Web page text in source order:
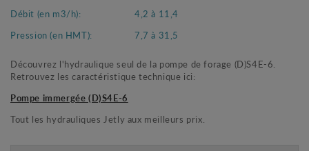
Débit (en m3/h):
4,2 à 11,4
Pression (en HMT):
7,7 à 31,5
Découvrez l'hydraulique seul de la pompe de forage (D)S4E-6.
Retrouvez les caractéristique technique ici:
Pompe immergée (D)S4E-6
Tout les hydrauliques Jetly aux meilleurs prix.